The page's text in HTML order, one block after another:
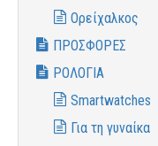
Ορείχαλκος
ΠΡΟΣΦΟΡΕΣ
ΡΟΛΟΓΙΑ
Smartwatches
Για τη γυναίκα